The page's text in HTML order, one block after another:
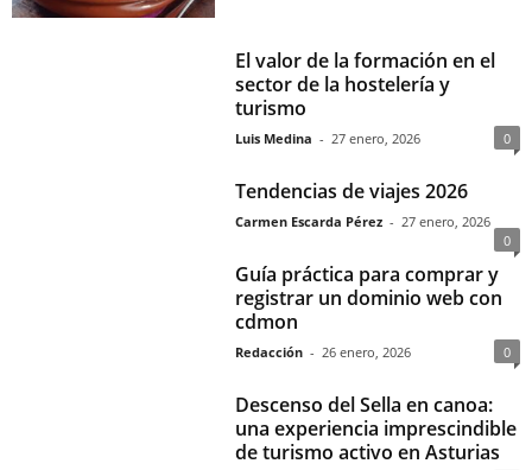
El valor de la formación en el
sector de la hostelería y
turismo
Luis Medina - 27 enero, 2026 0
Tendencias de viajes 2026
Carmen Escarda Pérez - 27 enero, 2026
0
Guía práctica para comprar y
registrar un dominio web con
cdmon
Redacción - 26 enero, 2026 0
Descenso del Sella en canoa:
una experiencia imprescindible
de turismo activo en Asturias